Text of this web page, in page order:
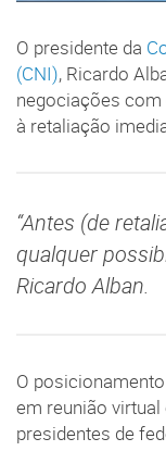
O presidente da
(CNI), Ricardo
negociações
à retaliação
“Antes (de
qualquer
Ricardo Alban.
O
em reunião
presidentes de